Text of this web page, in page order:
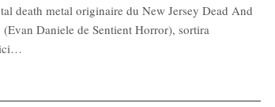
death metal originaire du New Jersey Dead And
Daniele de Sentient Horror), sortira